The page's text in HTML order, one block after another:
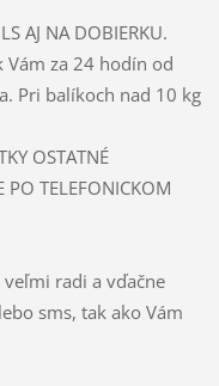
AJ NA DOBIERKU.
Vám za 24 hodín od
Pri balíkoch nad 10 kg
OSTATNÉ
PO TELEFONICKOM
radi a vďačne
sms, tak ako Vám